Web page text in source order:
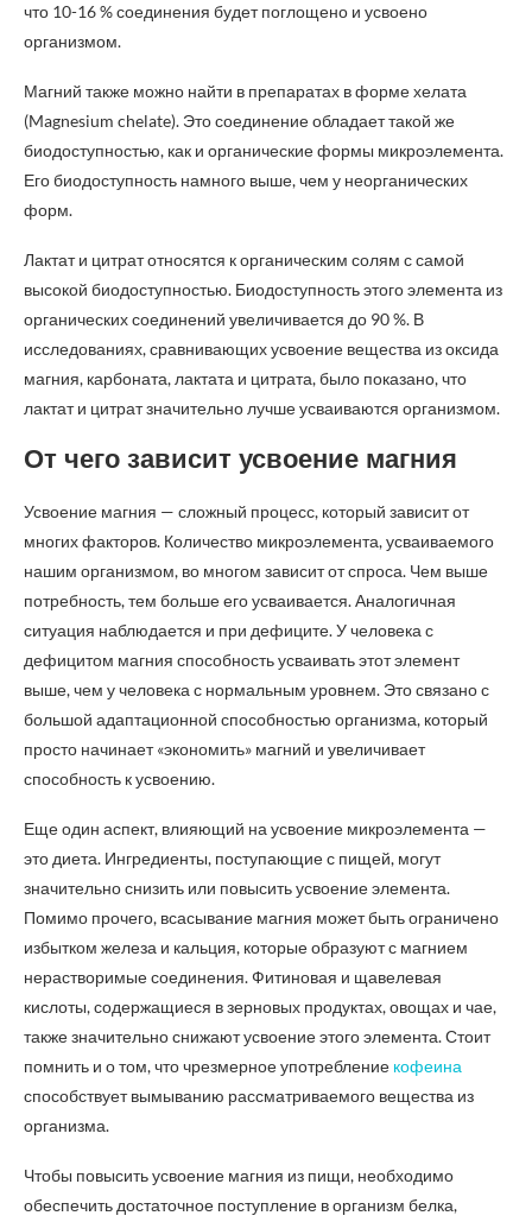
что 10-16 % соединения будет поглощено и усвоено
организмом.
Магний также можно найти в препаратах в форме хелата
(Magnesium chelate). Это соединение обладает такой же
биодоступностью, как и органические формы микроэлемента.
Его биодоступность намного выше, чем у неорганических
форм.
Лактат и цитрат относятся к органическим солям с самой
высокой биодоступностью. Биодоступность этого элемента из
органических соединений увеличивается до 90 %. В
исследованиях, сравнивающих усвоение вещества из оксида
магния, карбоната, лактата и цитрата, было показано, что
лактат и цитрат значительно лучше усваиваются организмом.
От чего зависит усвоение магния
Усвоение магния — сложный процесс, который зависит от
многих факторов. Количество микроэлемента, усваиваемого
нашим организмом, во многом зависит от спроса. Чем выше
потребность, тем больше его усваивается. Аналогичная
ситуация наблюдается и при дефиците. У человека с
дефицитом магния способность усваивать этот элемент
выше, чем у человека с нормальным уровнем. Это связано с
большой адаптационной способностью организма, который
просто начинает «экономить» магний и увеличивает
способность к усвоению.
Еще один аспект, влияющий на усвоение микроэлемента —
это диета. Ингредиенты, поступающие с пищей, могут
значительно снизить или повысить усвоение элемента.
Помимо прочего, всасывание магния может быть ограничено
избытком железа и кальция, которые образуют с магнием
нерастворимые соединения. Фитиновая и щавелевая
кислоты, содержащиеся в зерновых продуктах, овощах и чае,
также значительно снижают усвоение этого элемента. Стоит
помнить и о том, что чрезмерное употребление кофеина
способствует вымыванию рассматриваемого вещества из
организма.
Чтобы повысить усвоение магния из пищи, необходимо
обеспечить достаточное поступление в организм белка,